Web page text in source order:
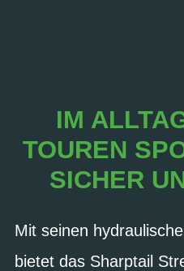
IM
TOUREN
SICHER
Mit seinen
bietet das Sharptail